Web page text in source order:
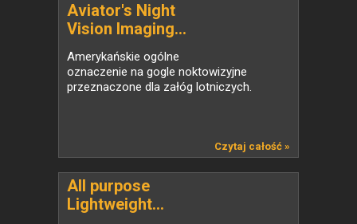
Aviator's Night
Vision Imaging...
Amerykańskie ogólne
oznaczenie na gogle noktowizyjne
przeznaczone dla załóg lotniczych.
Czytaj całość »
All purpose
Lightweight...